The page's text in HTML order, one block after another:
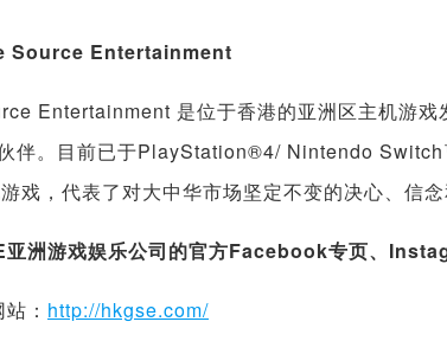
Source Entertainment
Entertainment 是位于香港的亚洲区主机游
伴。目前已于PlayStation®4/ Nintendo
戏，代表了对大中华市场坚定不变的决心、信念
亚洲游戏娱乐公司的官方Facebook专页、
： http://hkgse.com/